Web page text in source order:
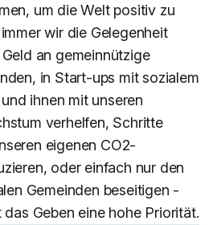
um die Welt positiv zu
wir die Gelegenheit
an gemeinnützige
in Start-ups mit sozialem
ihnen mit unseren
verhelfen, Schritte
eigenen CO2-
oder einfach nur den
Gemeinden beseitigen -
Geben eine hohe Priorität.